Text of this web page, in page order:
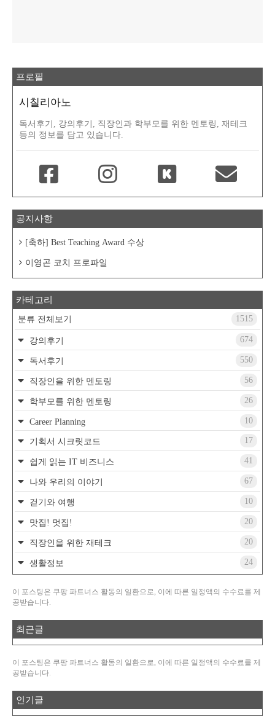
프로필
시칠리아노
독서후기, 강의후기, 직장인과 학부모를 위한 멘토링, 재테크
등의 정보를 담고 있습니다.
공지사항
[축하] Best Teaching Award 수상
이영곤 코치 프로파일
카테고리
분류 전체보기 1515
강의후기 674
독서후기 550
직장인을 위한 멘토링 56
학부모를 위한 멘토링 26
Career Planning 10
기획서 시크릿코드 17
쉽게 읽는 IT 비즈니스 41
나와 우리의 이야기 67
걷기와 여행 10
맛집! 멋집! 20
직장인을 위한 재테크 20
생활정보 24
이 포스팅은 쿠팡 파트너스 활동의 일환으로, 이에 따른 일정액의 수수료를 제
공받습니다.
최근글
이 포스팅은 쿠팡 파트너스 활동의 일환으로, 이에 따른 일정액의 수수료를 제
공받습니다.
인기글